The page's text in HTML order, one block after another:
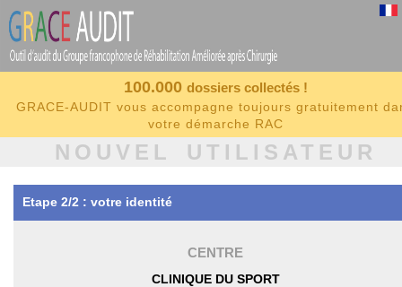
100.000 dossiers collectés !
GRACE-AUDIT vous accompagne toujours gratuitement
votre démarche RAC
NOUVEL UTILISATEUR
Etape 2/2 : votre identité
CENTRE
CLINIQUE DU SPORT